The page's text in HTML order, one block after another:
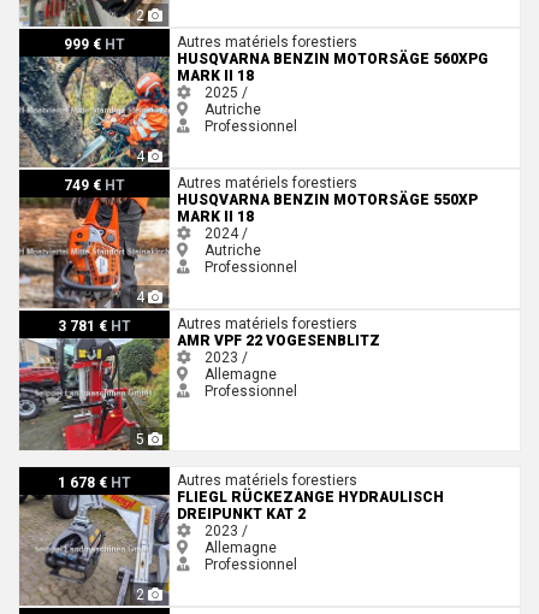
2
999 € HT
4
Husqvarna BENZIN MOTORSÄGE 560XPG MARK II 18
Autres matériels forestiers
HUSQVARNA BENZIN MOTORSÄGE 560XPG
MARK II 18
2025 /
Autriche
Professionnel
749 € HT
4
Husqvarna BENZIN MOTORSÄGE 550XP MARK II 18
Autres matériels forestiers
HUSQVARNA BENZIN MOTORSÄGE 550XP
MARK II 18
2024 /
Autriche
Professionnel
3 781 € HT
5
Amr VPF 22 VOGESENBLITZAutres matériels forestiers
AMR VPF 22 VOGESENBLITZ
2023 /
Allemagne
Professionnel
1 678 € HT
2
Fliegl RÜCKEZANGE HYDRAULISCH DREIPUNKT KAT 2
Autres matériels forestiers
FLIEGL RÜCKEZANGE HYDRAULISCH
DREIPUNKT KAT 2
2023 /
Allemagne
Professionnel